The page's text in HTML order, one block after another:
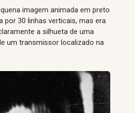
imagem animada em preto
por 30 linhas verticais, mas era
a silhueta de uma
um transmissor localizado na